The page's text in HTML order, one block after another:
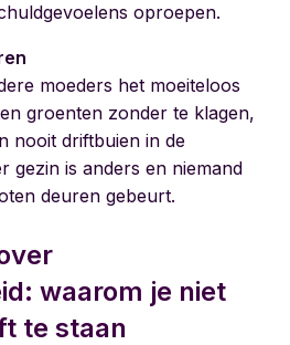
oproepen.
moeders het moeiteloos
groenten zonder te klagen,
nooit driftbuien in de
gezin is anders en niemand
deuren gebeurt.
waarom je niet
te staan